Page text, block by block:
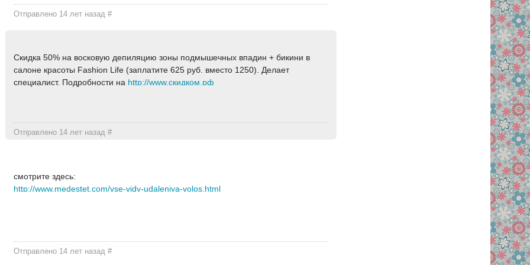
Отправлено 14 лет назад#
Скидка 50% на восковую депиляцию зоны подмышечных впадин + бикини в
салоне красоты Fashion Life (заплатите 625 руб. вместо 1250). Делает
специалист. Подробности на http://www.скидком.рф
Отправлено 14 лет назад#
смотрите здесь:
http://www.medestet.com/vse-vidy-udaleniya-volos.html
Отправлено 14 лет назад#